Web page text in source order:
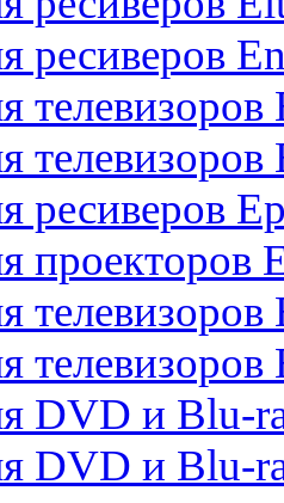
ресиверов
телевизоров
телевизоров
ресиверов
проекторов
телевизоров
телевизоров
DVD и Blu-
DVD и Blu-